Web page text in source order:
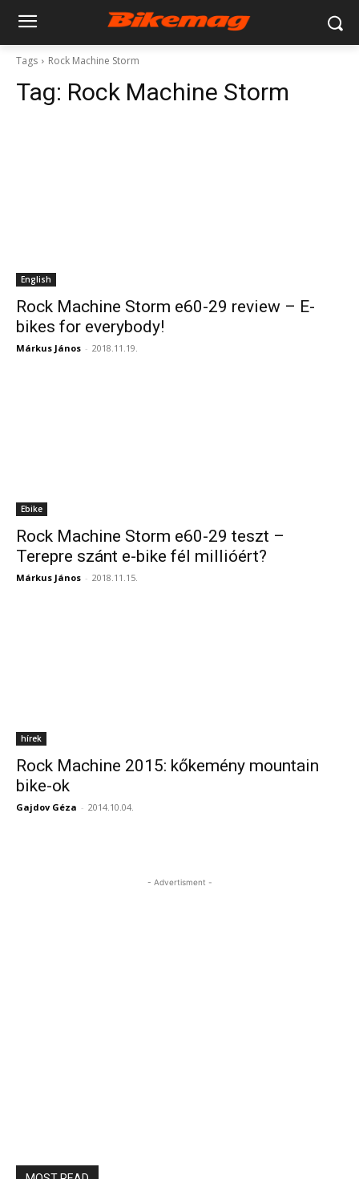
Tags Rock Machine Storm
Tag: Rock Machine Storm
English
Rock Machine Storm e60-29 review – E-
bikes for everybody!
Márkus János - 2018.11.19.
Ebike
Rock Machine Storm e60-29 teszt –
Terepre szánt e-bike fél millióért?
Márkus János - 2018.11.15.
hírek
Rock Machine 2015: kőkemény mountain
bike-ok
Gajdov Géza - 2014.10.04.
- Advertisment -